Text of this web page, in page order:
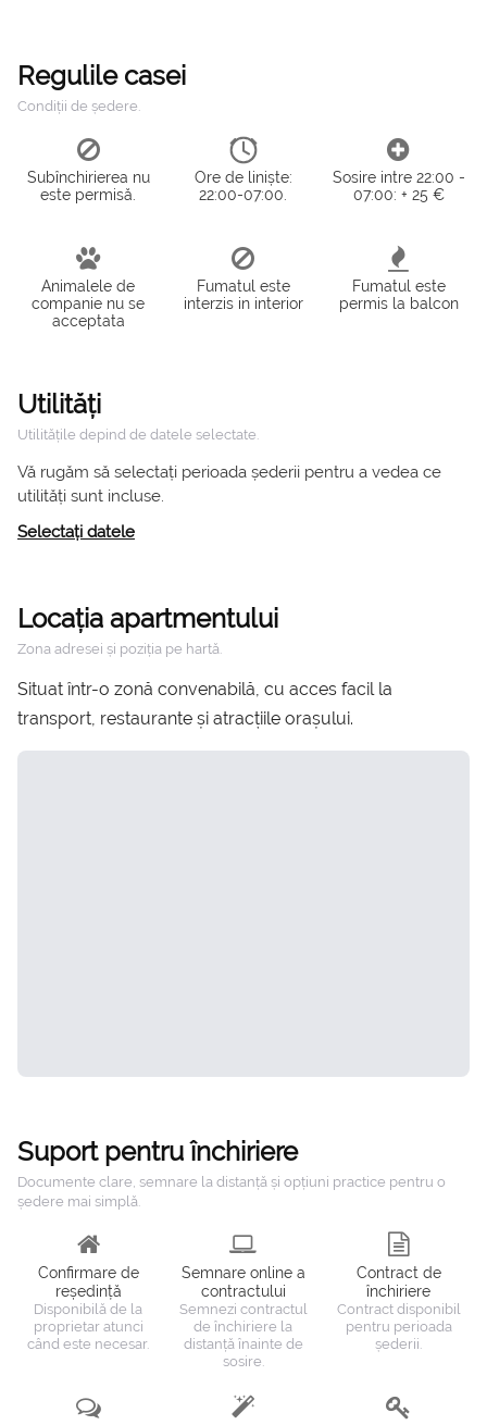
Regulile casei
Condiții de ședere.
Subînchirierea nu
este permisă.
Ore de liniște:
22:00-07:00.
Sosire intre 22:00 -
07:00: + 25 €
Animalele de
companie nu se
acceptata
Fumatul este
interzis in interior
Fumatul este
permis la balcon
Utilități
Utilitățile depind de datele selectate.
Vă rugăm să selectați perioada șederii pentru a vedea ce
utilități sunt incluse.
Selectați datele
Locația apartmentului
Zona adresei și poziția pe hartă.
Situat într-o zonă convenabilă, cu acces facil la
transport, restaurante și atracțiile orașului.
Suport pentru închiriere
Documente clare, semnare la distanță și opțiuni practice pentru o
ședere mai simplă.
Confirmare de
reședință
Disponibilă de la
proprietar atunci
când este necesar.
Semnare online a
contractului
Semnezi contractul
de închiriere la
distanță înainte de
sosire.
Contract de
închiriere
Contract disponibil
pentru perioada
șederii.